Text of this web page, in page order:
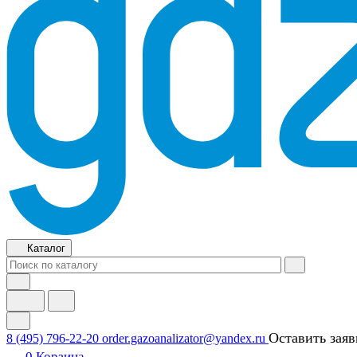
Каталог
8 (495) 796-22-20 order.gazoanalizator@yandex.ru Оставить